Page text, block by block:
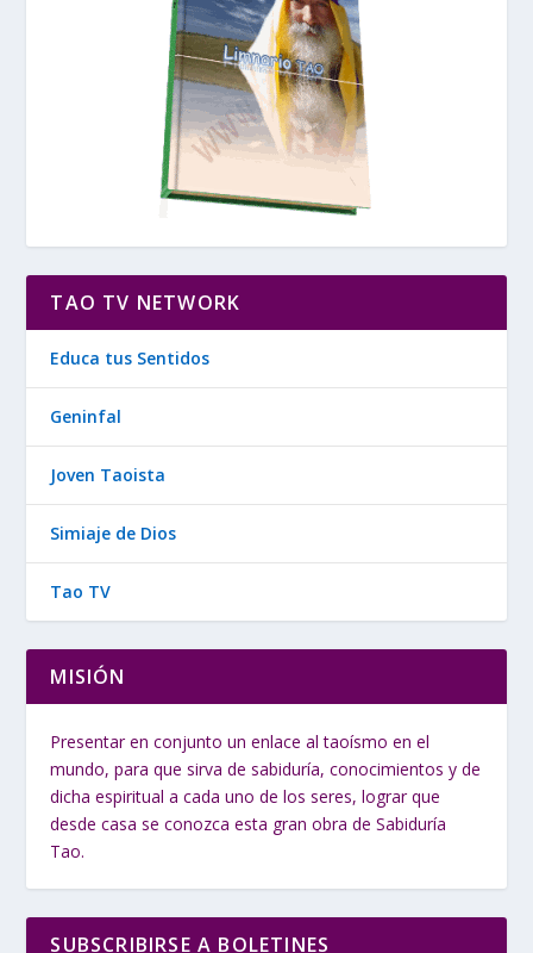
TAO TV NETWORK
Educa tus Sentidos
Geninfal
Joven Taoista
Simiaje de Dios
Tao TV
MISIÓN
Presentar en conjunto un enlace al taoísmo en el
mundo, para que sirva de sabiduría, conocimientos y de
dicha espiritual a cada uno de los seres, lograr que
desde casa se conozca esta gran obra de Sabiduría
Tao.
SUBSCRIBIRSE A BOLETINES